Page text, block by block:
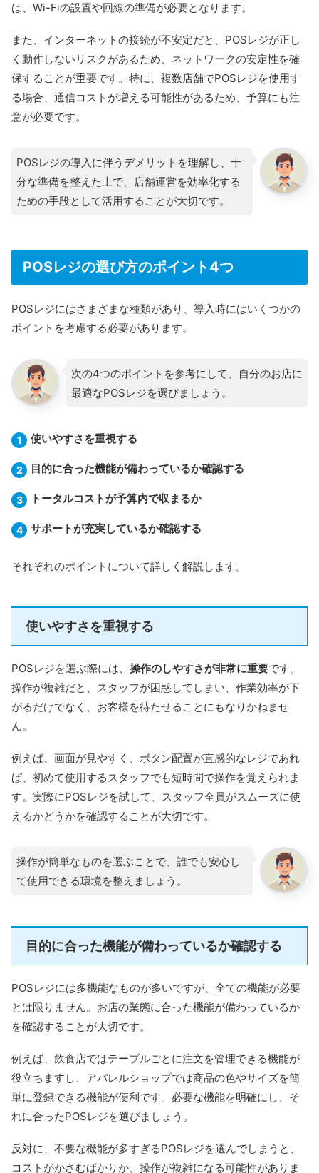
は、Wi-Fiの設置や回線の準備が必要となります。
また、インターネットの接続が不安定だと、POSレジが正し
く動作しないリスクがあるため、ネットワークの安定性を確
保することが重要です。特に、複数店舗でPOSレジを使用す
る場合、通信コストが増える可能性があるため、予算にも注
意が必要です。
POSレジの導入に伴うデメリットを理解し、十
分な準備を整えた上で、店舗運営を効率化する
ための手段として活用することが大切です。
POSレジの選び方のポイント4つ
POSレジにはさまざまな種類があり、導入時にはいくつかの
ポイントを考慮する必要があります。
次の4つのポイントを参考にして、自分のお店に
最適なPOSレジを選びましょう。
使いやすさを重視する
目的に合った機能が備わっているか確認する
トータルコストが予算内で収まるか
サポートが充実しているか確認する
それぞれのポイントについて詳しく解説します。
使いやすさを重視する
POSレジを選ぶ際には、 操作のしやすさが非常に重要です。
操作が複雑だと、スタッフが困惑してしまい、作業効率が下
がるだけでなく、お客様を待たせることにもなりかねませ
ん。
例えば、画面が見やすく、ボタン配置が直感的なレジであれ
ば、初めて使用するスタッフでも短時間で操作を覚えられま
す。実際にPOSレジを試して、スタッフ全員がスムーズに使
えるかどうかを確認することが大切です。
操作が簡単なものを選ぶことで、誰でも安心し
て使用できる環境を整えましょう。
目的に合った機能が備わっているか確認する
POSレジには多機能なものが多いですが、全ての機能が必要
とは限りません。お店の業態に合った機能が備わっているか
を確認することが大切です。
例えば、飲食店ではテーブルごとに注文を管理できる機能が
役立ちますし、アパレルショップでは商品の色やサイズを簡
単に登録できる機能が便利です。必要な機能を明確にし、そ
れに合ったPOSレジを選びましょう。
反対に、不要な機能が多すぎるPOSレジを選んでしまうと、
コストがかさむばかりか、操作が複雑になる可能性がありま